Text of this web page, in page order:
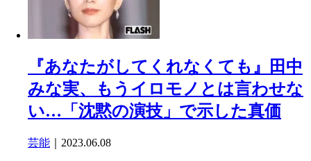
『あなたがしてくれなくても』田中
みな実、もうイロモノとは言わせな
い…「沈黙の演技」で示した真価
芸能 ｜2023.06.08